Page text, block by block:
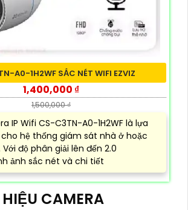
A0-1H2WF SẮC NÉT WIFI EZVIZ
1,400,000 ₫
1,500,000 ₫
IP Wifi CS-C3TN-A0-1H2WF là lựa
hệ thống giám sát nhà ở hoặc
độ phân giải lên đến 2.0
ảnh sắc nét và chi tiết
CAMERA